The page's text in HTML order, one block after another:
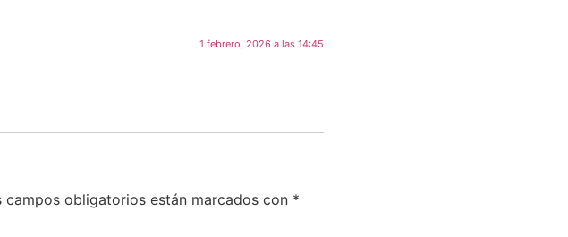
1 febrero, 2026 a las 14:45
campos obligatorios están marcados con *